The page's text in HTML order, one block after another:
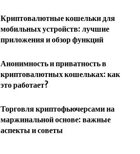
Криптовалютные кошельки для
мобильных устройств: лучшие
приложения и обзор функций
Анонимность и приватность в
криптовалютных кошельках: как
это работает?
Торговля криптофьючерсами на
маржинальной основе: важные
аспекты и советы